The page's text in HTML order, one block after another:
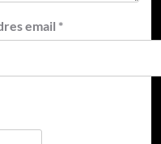
email *